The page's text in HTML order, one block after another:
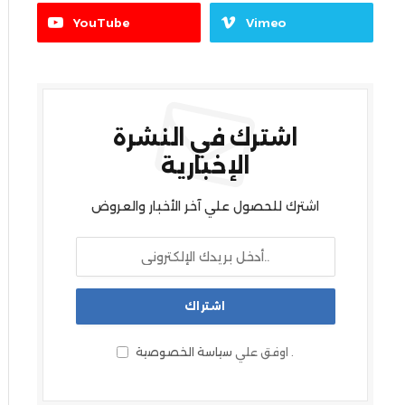
YouTube Vimeo
اشترك في النشرة
الإخبارية
اشترك للحصول علي آخر الأخبار والعروض
اوفق علي سياسة الخصوصية .